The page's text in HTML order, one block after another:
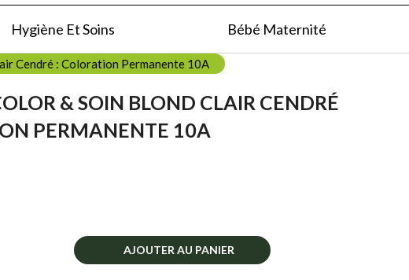
Hygiène Et Soins Bébé Maternité
Cendré : Coloration Permanente 10A
& SOIN BLOND CLAIR CENDRÉ
PERMANENTE 10A
AJOUTER AU PANIER